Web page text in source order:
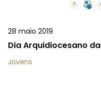
28 maio 2019
Dia Arquidiocesano
Jovens